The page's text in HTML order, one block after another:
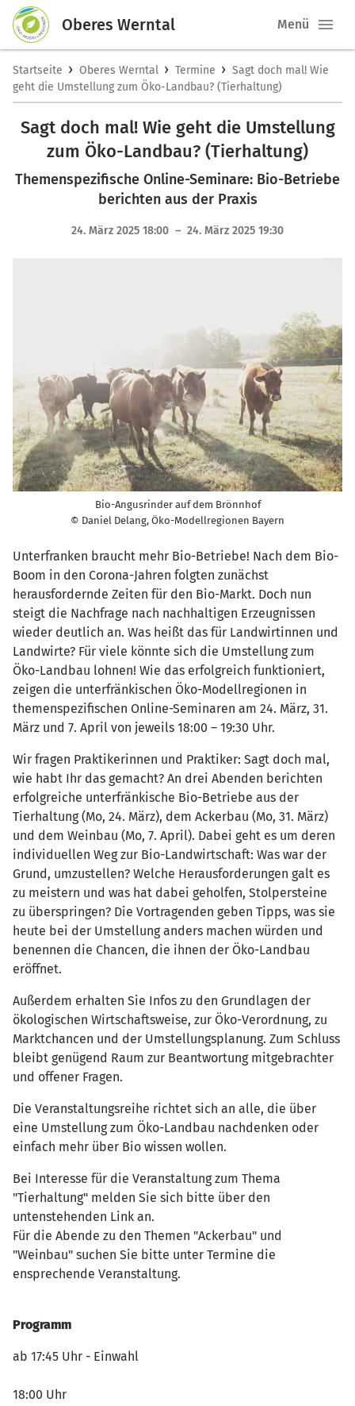
Oberes Werntal Menü
Startseite › Oberes Werntal › Termine › Sagt doch mal! Wie
geht die Umstellung zum Öko-Landbau? (Tierhaltung)
Sagt doch mal! Wie geht die Umstellung
zum Öko-Landbau? (Tierhaltung)
Themenspezifische Online-Seminare: Bio-Betriebe
berichten aus der Praxis
24. März 2025 18:00 – 24. März 2025 19:30
Bio-Angusrinder auf dem Brönnhof
© Daniel Delang, Öko-Modellregionen Bayern
Unterfranken braucht mehr Bio-Betriebe! Nach dem Bio-
Boom in den Corona-Jahren folgten zunächst
herausfordernde Zeiten für den Bio-Markt. Doch nun
steigt die Nachfrage nach nachhaltigen Erzeugnissen
wieder deutlich an. Was heißt das für Landwirtinnen und
Landwirte? Für viele könnte sich die Umstellung zum
Öko-Landbau lohnen! Wie das erfolgreich funktioniert,
zeigen die unterfränkischen Öko-Modellregionen in
themenspezifischen Online-Seminaren am 24. März, 31.
März und 7. April von jeweils 18:00 – 19:30 Uhr.
Wir fragen Praktikerinnen und Praktiker: Sagt doch mal,
wie habt Ihr das gemacht? An drei Abenden berichten
erfolgreiche unterfränkische Bio-Betriebe aus der
Tierhaltung (Mo, 24. März), dem Ackerbau (Mo, 31. März)
und dem Weinbau (Mo, 7. April). Dabei geht es um deren
individuellen Weg zur Bio-Landwirtschaft: Was war der
Grund, umzustellen? Welche Herausforderungen galt es
zu meistern und was hat dabei geholfen, Stolpersteine
zu überspringen? Die Vortragenden geben Tipps, was sie
heute bei der Umstellung anders machen würden und
benennen die Chancen, die ihnen der Öko-Landbau
eröffnet.
Außerdem erhalten Sie Infos zu den Grundlagen der
ökologischen Wirtschaftsweise, zur Öko-Verordnung, zu
Marktchancen und der Umstellungsplanung. Zum Schluss
bleibt genügend Raum zur Beantwortung mitgebrachter
und offener Fragen.
Die Veranstaltungsreihe richtet sich an alle, die über
eine Umstellung zum Öko-Landbau nachdenken oder
einfach mehr über Bio wissen wollen.
Bei Interesse für die Veranstaltung zum Thema
"Tierhaltung" melden Sie sich bitte über den
untenstehenden Link an.
Für die Abende zu den Themen "Ackerbau" und
"Weinbau" suchen Sie bitte unter Termine die
ensprechende Veranstaltung.
Programm
ab 17:45 Uhr - Einwahl
18:00 Uhr